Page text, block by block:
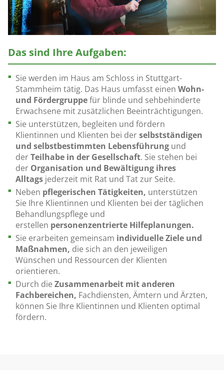
Das sind Ihre Aufgaben:
Sie werden im Haus am Schloss in Stuttgart-
Stammheim tätig. Das Haus umfasst einen Wohn-
und Fördergruppefür blinde und sehbehinderte
Erwachsene mit zusätzlichen Beeinträchtigungen.
Sie unterstützen, begleiten und fördern
Klientinnen und Klienten bei derselbstständigen
und selbstbestimmten Lebensführung und
derTeilhabe in der Gesellschaft. Sie stehen bei
der Organisation und Bewältigung ihres
Alltags jederzeit mit Rat und Tat zur Seite.
Neben pflegerischen Tätigkeiten, unterstützen
Sie Ihre Klientinnen und Klienten bei der täglichen
Behandlungspflege und
erstellen personenzentrierte Hilfeplanungen.
Sie erarbeiten gemeinsam individuelle Ziele und
Maßnahmen, die sich an den jeweiligen
Wünschen und Ressourcen der Klienten
orientieren.
Durch die Zusammenarbeit mit anderen
Fachbereichen, Fachdiensten, Ämtern und Ärzten,
können Sie Ihre Klientinnen und Klienten optimal
fördern.